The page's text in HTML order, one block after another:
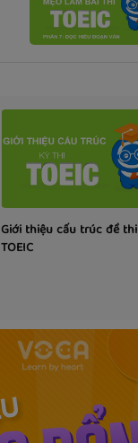
Giới thiệu cấu trúc đề thi
TOEIC